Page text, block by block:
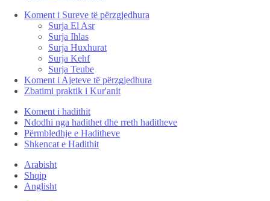
Koment i Sureve të përzgjedhura
Surja El Asr
Surja Ihlas
Surja Huxhurat
Surja Kehf
Surja Teube
Koment i Ajeteve të përzgjedhura
Zbatimi praktik i Kur'anit
Koment i hadithit
Ndodhi nga hadithet dhe rreth haditheve
Përmbledhje e Haditheve
Shkencat e Hadithit
Arabisht
Shqip
Anglisht